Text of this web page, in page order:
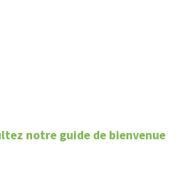
notre guide de bienvenue